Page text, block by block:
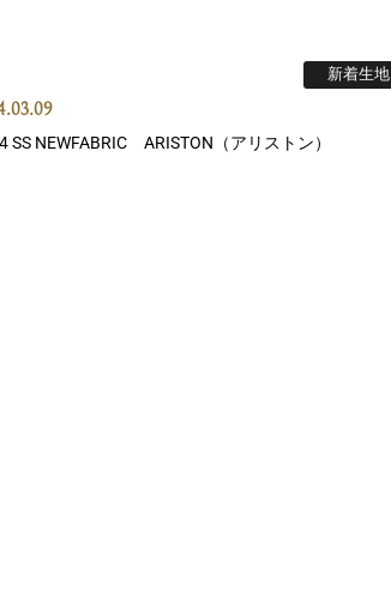
新着生地
SS NEWFABRIC ARISTON（アリストン）